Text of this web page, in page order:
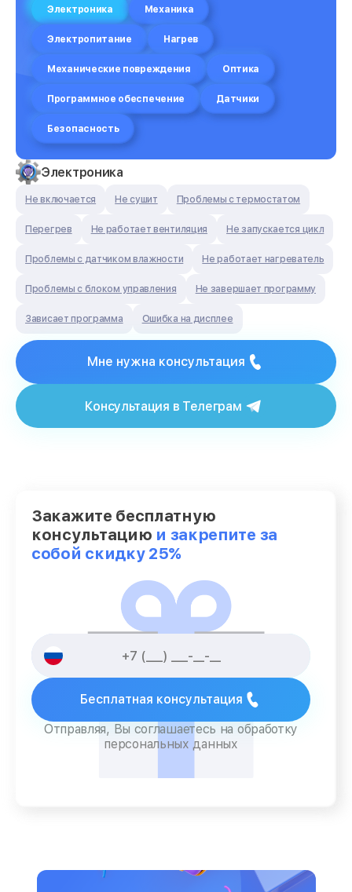
Электроника Механика
Электропитание Нагрев
Механические повреждения Оптика
Программное обеспечение Датчики
Безопасность
Электроника
Не включается Не сушит Проблемы с термостатом
Перегрев Не работает вентиляция Не запускается цикл
Проблемы с датчиком влажности Не работает нагреватель
Проблемы с блоком управления Не завершает программу
Зависает программа Ошибка на дисплее
Мне нужна консультация
Консультация в Телеграм
Закажите бесплатную
консультацию и закрепите за
собой скидку 25%
Бесплатная консультация
Отправляя, Вы соглашаетесь на обработку
персональных данных